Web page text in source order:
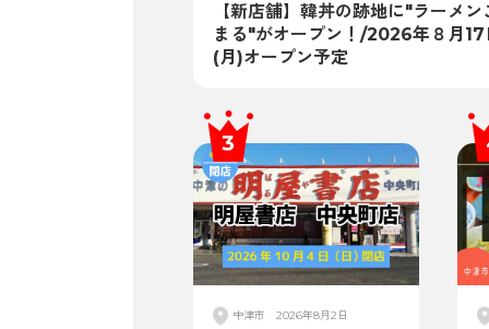
【新店舗】韓丼の跡地に"ラーメン
まる"がオープン！/2026年８月17
(月)オープン予定
中津市 2026年8月2日